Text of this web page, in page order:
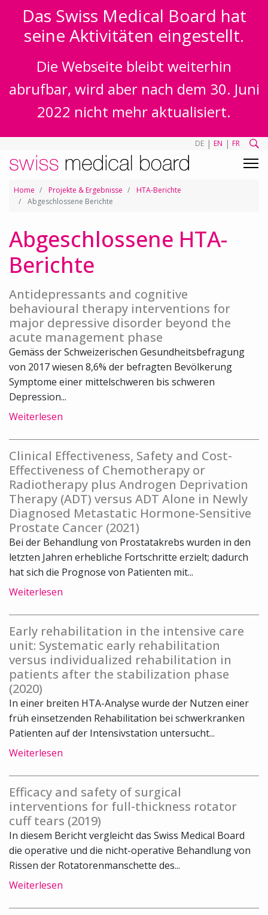
Das Swiss Medical Board hat
seine Aktivitäten eingestellt.
Die Webseite bleibt weiterhin
abrufbar, wird aber nach dem 30. Juni
2022 nicht mehr aktualisiert.
DE | EN | FR
Home Projekte & Ergebnisse
HTA-Berichte
Abgeschlossene Berichte
Abgeschlossene HTA-
Berichte
Antidepressants and cognitive
behavioural therapy interventions for
major depressive disorder beyond the
acute management phase
Gemäss der Schweizerischen Gesundheitsbefragung
von 2017 wiesen 8,6% der befragten Bevölkerung
Symptome einer mittelschweren bis schweren
Depression...
Weiterlesen
Clinical Effectiveness, Safety and Cost-
Effectiveness of Chemotherapy or
Radiotherapy plus Androgen Deprivation
Therapy (ADT) versus ADT Alone in Newly
Diagnosed Metastatic Hormone-Sensitive
Prostate Cancer (2021)
Bei der Behandlung von Prostatakrebs wurden in den
letzten Jahren erhebliche Fortschritte erzielt; dadurch
hat sich die Prognose von Patienten mit...
Weiterlesen
Early rehabilitation in the intensive care
unit: Systematic early rehabilitation
versus individualized rehabilitation in
patients after the stabilization phase
(2020)
In einer breiten HTA-Analyse wurde der Nutzen einer
früh einsetzenden Rehabilitation bei schwerkranken
Patienten auf der Intensivstation untersucht...
Weiterlesen
Efficacy and safety of surgical
interventions for full-thickness rotator
cuff tears (2019)
In diesem Bericht vergleicht das Swiss Medical Board
die operative und die nicht-operative Behandlung von
Rissen der Rotatorenmanschette des...
Weiterlesen